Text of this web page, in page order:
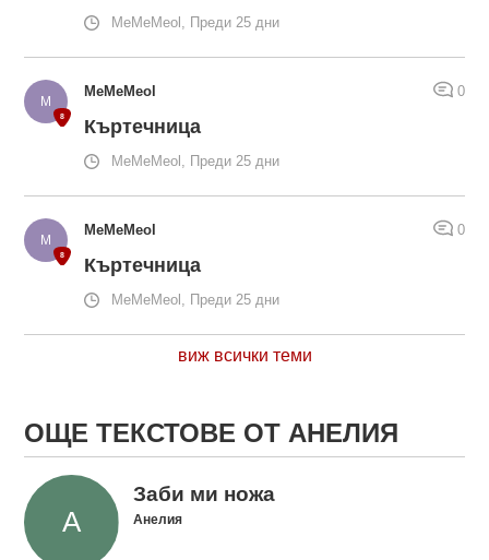
MeMeMeol, Преди 25 дни
MeMeMeol 0
Къртечница
MeMeMeol, Преди 25 дни
MeMeMeol 0
Къртечница
MeMeMeol, Преди 25 дни
виж всички теми
ОЩЕ ТЕКСТОВЕ ОТ АНЕЛИЯ
Заби ми ножа
Анелия